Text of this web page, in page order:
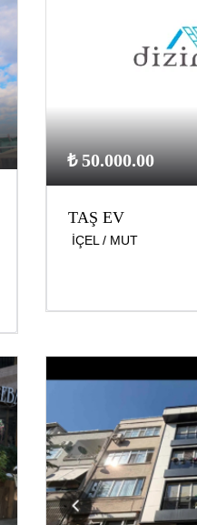
₺ 50.000.00
TAŞ EV
İÇEL / MUT